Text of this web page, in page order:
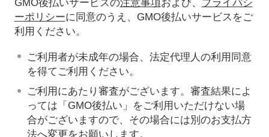
GMO後払いサービスの注意事項および、 プライバシ
ーポリシーに同意のうえ、GMO後払いサービスをご
利用ください。
ご利用者が未成年の場合、法定代理人の利用同意
を得てご利用ください。
ご利用にあたり審査がございます。審査結果によ
っては「GMO後払い」をご利用いただけない場
合がございますので、その場合には別のお支払方
法へ変更をお願いします。